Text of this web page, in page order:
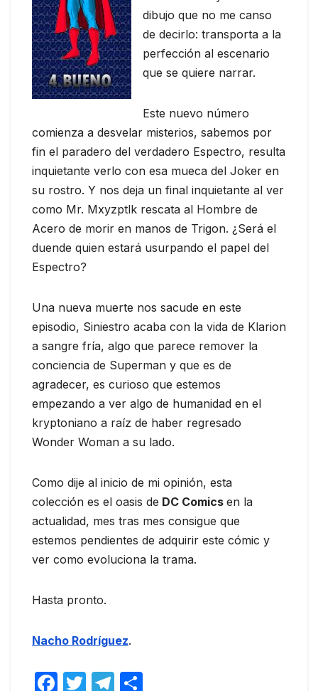
dibujo que no me canso
de decirlo: transporta a la
perfección al escenario
que se quiere narrar.
Este nuevo número
comienza a desvelar misterios, sabemos por
fin el paradero del verdadero Espectro, resulta
inquietante verlo con esa mueca del Joker en
su rostro. Y nos deja un final inquietante al ver
como Mr. Mxyzptlk rescata al Hombre de
Acero de morir en manos de Trigon. ¿Será el
duende quien estará usurpando el papel del
Espectro?
Una nueva muerte nos sacude en este
episodio, Siniestro acaba con la vida de Klarion
a sangre fría, algo que parece remover la
conciencia de Superman y que es de
agradecer, es curioso que estemos
empezando a ver algo de humanidad en el
kryptoniano a raíz de haber regresado
Wonder Woman a su lado.
Como dije al inicio de mi opinión, esta
colección es el oasis de DC Comics en la
actualidad, mes tras mes consigue que
estemos pendientes de adquirir este cómic y
ver como evoluciona la trama.
Hasta pronto.
Nacho Rodríguez.
F
T
T